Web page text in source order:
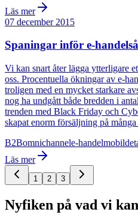
Läs mer
07 december 2015
Spaningar inför e-
Vi kan snart åter lägga ytterligare
oss. Procentuella ökningar av e-
troligen med en mycket starkare
nog ha undgått både bredden i
trenden med Black Friday och
skapat enorm försäljning på
B2Bomnichannele-handelmobil
Läs mer
1 2 3
Nyfiken på vad vi